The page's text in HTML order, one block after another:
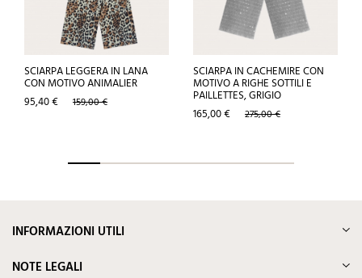
SCIARPA LEGGERA IN LANA
CON MOTIVO ANIMALIER
Prezzo
95,40 € Prezzo
159,00 €
SCIARPA IN CACHEMIRE CON
MOTIVO A RIGHE SOTTILI E
PAILLETTES, GRIGIO
Prezzo
165,00 € Prezzo
275,00 €
INFORMAZIONI UTILI
NOTE LEGALI